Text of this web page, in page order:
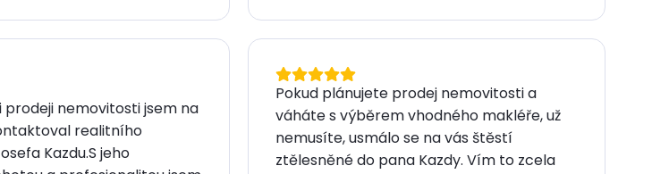
prodeji nemovitosti jsem na
realitního
Kazdu.S jeho
Pokud plánujete prodej nemovitosti a
váháte s výběrem vhodného makléře, už
nemusíte, usmálo se na vás štěstí
ztělesněné do pana Kazdy. Vím to zcela